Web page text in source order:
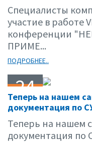
Специалисты
участие в работе
конференции
ПРИМЕ...
ПОДРОБНЕЕ..
24
03.01
Теперь на нашем
документация по
Теперь на нашем
документация